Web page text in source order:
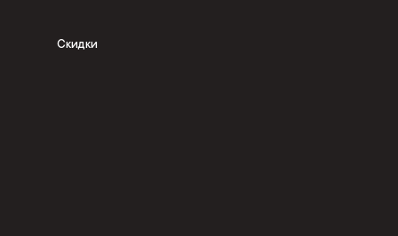
Скидки